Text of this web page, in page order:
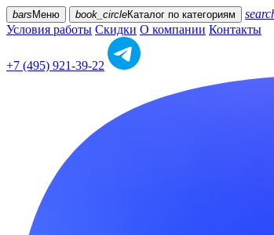
bars Меню book_circleКаталог по категориям
Условия работы Скидки О компании Контакты
+7 (495) 921-39-22